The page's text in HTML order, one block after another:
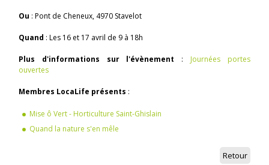
Ou : Pont de Cheneux, 4970 Stavelot
Quand : Les 16 et 17 avril de 9 à 18h
Plus d'informations sur l'évènement : Journées portes
ouvertes
Membres LocaLife présents :
Mise ô Vert - Horticulture Saint-Ghislain
Quand la nature s'en mêle
Retour